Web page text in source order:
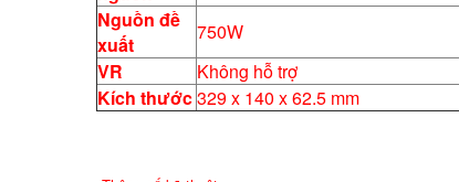
Nguồn đề
xuất
750W
VR
Không hỗ trợ
Kích thước329 x 140 x 62.5 mm